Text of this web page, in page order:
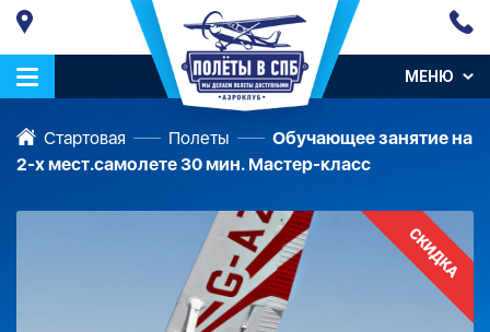
МЕНЮ
Стартовая Полеты
Обучающее занятие на
2-х мест.самолете 30 мин. Мастер-класс